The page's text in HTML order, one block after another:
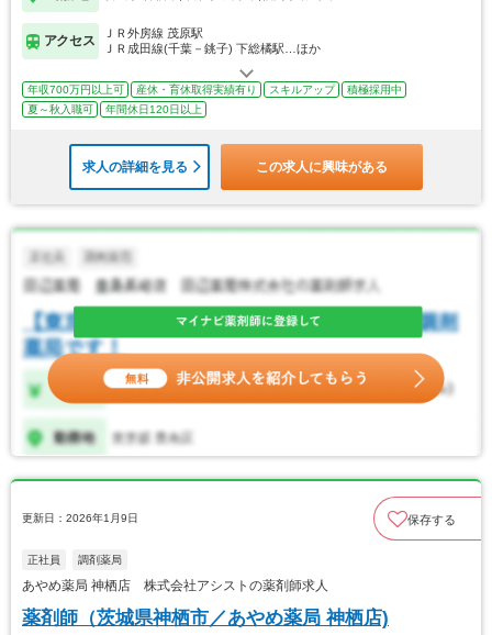
アクセス
ＪＲ外房線 茂原駅
ＪＲ成田線(千葉－銚子) 下総橘駅…ほか
年収700万円以上可 産休・育休取得実績有り スキルアップ
積極採用中
夏～秋入職可
年間休日120日以上
求人の詳細を見る この求人に興味がある
更新日：2026年1月9日 保存する
正社員 調剤薬局
あやめ薬局 神栖店 株式会社アシストの薬剤師求人
薬剤師（茨城県神栖市／あやめ薬局 神栖店)